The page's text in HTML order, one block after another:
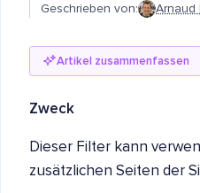
Geschrieben von:
Arnaud
Artikel zusammenfassen
Zweck
Dieser Filter kann
zusätzlichen Seiten der